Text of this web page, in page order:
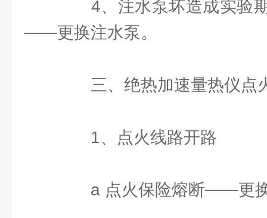
4、注水泵坏造成实验期
——更换注水泵。
三、绝热加速量热仪点
1、点火线路开路
a 点火保险熔断——更